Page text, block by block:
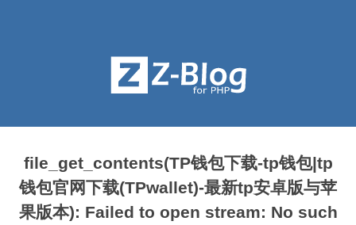
file_get_contents(TP钱包下载-tp钱包|tp
钱包官网下载(TPwallet)-最新tp安卓版与苹
果版本): Failed to open stream: No such